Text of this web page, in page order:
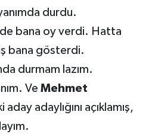
durdu.
bana oy verdi. Hatta
bana gösterdi.
durmam lazım.
Ve Mehmet
adaylığını açıklamış,